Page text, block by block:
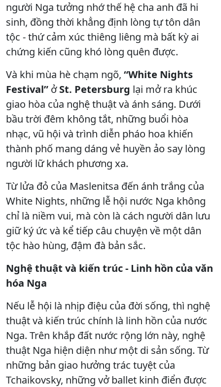
người Nga tưởng nhớ thế hệ cha anh đã hi
sinh, đồng thời khẳng định lòng tự tôn dân
tộc - thứ cảm xúc thiêng liêng mà bất kỳ ai
chứng kiến cũng khó lòng quên được.
Và khi mùa hè chạm ngõ, “White Nights
Festival” ởSt. Petersburg lại mở ra khúc
giao hòa của nghệ thuật và ánh sáng. Dưới
bầu trời đêm không tắt, những buổi hòa
nhạc, vũ hội và trình diễn pháo hoa khiến
thành phố mang dáng vẻ huyền ảo say lòng
người lữ khách phương xa.
Từ lửa đỏ của Maslenitsa đến ánh trắng của
White Nights, những lễ hội nước Nga không
chỉ là niềm vui, mà còn là cách người dân lưu
giữ ký ức và kể tiếp câu chuyện về một dân
tộc hào hùng, đậm đà bản sắc.
Nghệ thuật và kiến trúc - Linh hồn của văn
hóa Nga
Nếu lễ hội là nhịp điệu của đời sống, thì nghệ
thuật và kiến trúc chính là linh hồn của nước
Nga. Trên khắp đất nước rộng lớn này, nghệ
thuật Nga hiện diện như một di sản sống. Từ
những bản giao hưởng trác tuyệt của
Tchaikovsky, những vở ballet kinh điển được